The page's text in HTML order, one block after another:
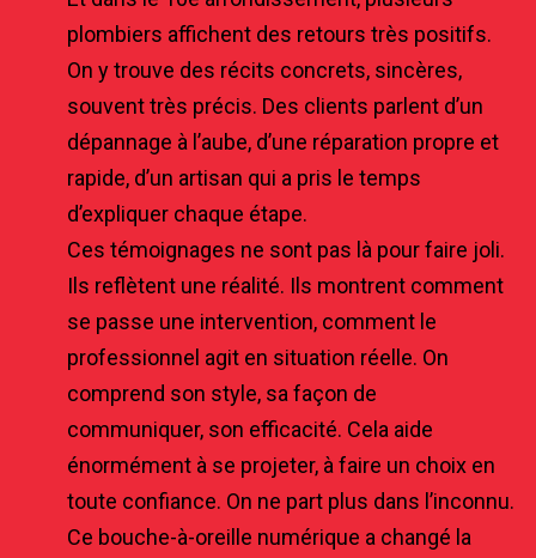
plombiers affichent des retours très positifs.
On y trouve des récits concrets, sincères,
souvent très précis. Des clients parlent d’un
dépannage à l’aube, d’une réparation propre et
rapide, d’un artisan qui a pris le temps
d’expliquer chaque étape.
Ces témoignages ne sont pas là pour faire joli.
Ils reflètent une réalité. Ils montrent comment
se passe une intervention, comment le
professionnel agit en situation réelle. On
comprend son style, sa façon de
communiquer, son efficacité. Cela aide
énormément à se projeter, à faire un choix en
toute confiance. On ne part plus dans l’inconnu.
Ce bouche-à-oreille numérique a changé la